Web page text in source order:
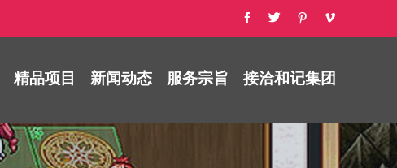
精品项目 新闻动态 服务宗旨 接洽和记集团